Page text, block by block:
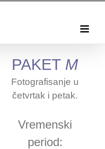
PAKET M
Fotografisanje u
četvrtak i petak.
Vremenski
period: